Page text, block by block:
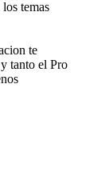
temas
te
tanto el Pro